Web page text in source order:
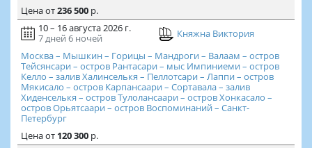
Ценаот236 500р.
10 – 16 августа 2026 г.
7 дней 6 ночей
Княжна Виктория
Москва – Мышкин – Горицы – Мандроги – Валаам – остров
Тейсянсари – остров Рантасари – мыс Импиниеми – остров
Келло – залив Халинселькя – Пеллотсари – Лаппи – остров
Мякисало – остров Карпансаари – Сортавала – залив
Хиденселькя – остров Тулолансаари – остров Хонкасало –
остров Орьятсаари – остров Воспоминаний – Санкт-
Петербург
Ценаот 120 300р.